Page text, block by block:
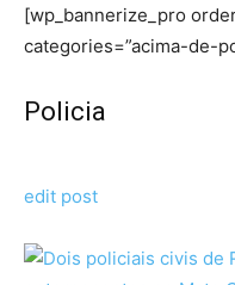
[wp_bannerize_pro
categories=”acima-de-
Policia
edit post